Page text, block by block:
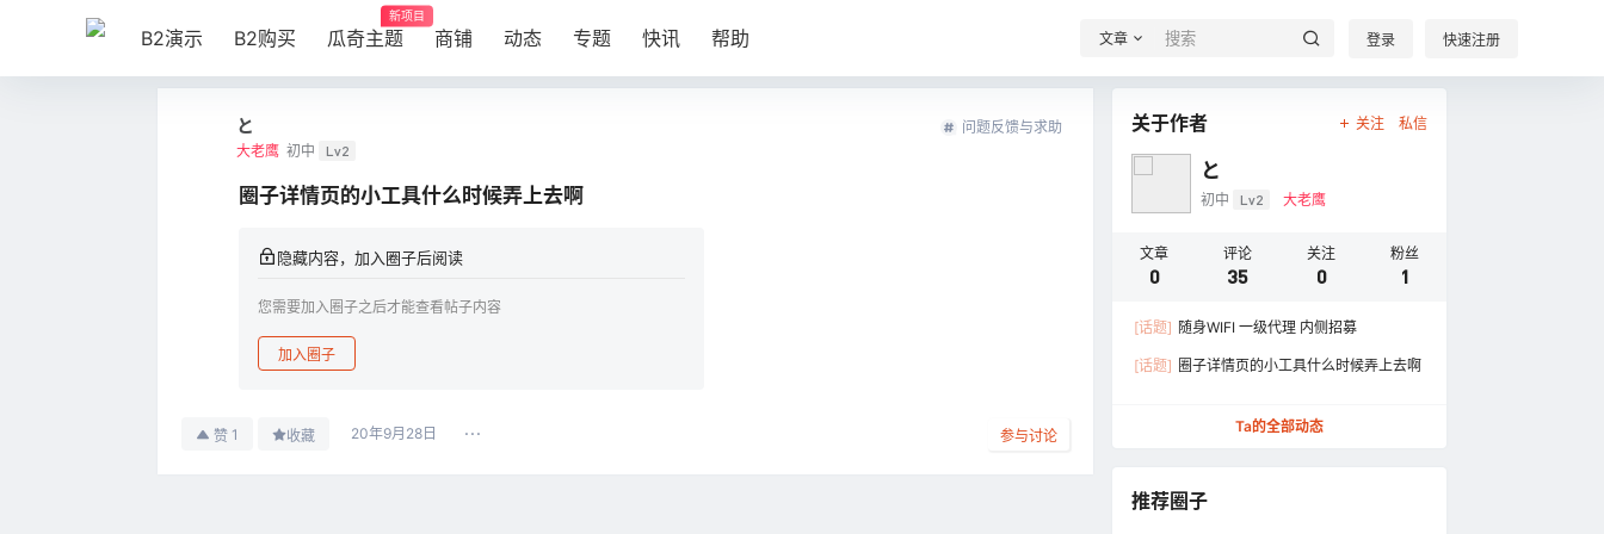
B2演示 B2购买 瓜奇主题
新项目
商铺 动态 专题 快讯 帮助 文章 登录 快速注册
と
大老鹰 初中 Lv2
问题反馈与求助
圈子详情页的小工具什么时候弄上去啊
隐藏内容，加入圈子后阅读
您需要加入圈子之后才能查看帖子内容
加入圈子
赞 1 收藏 20年9月28日 参与讨论
关于作者 关注 私信
と
初中 Lv2 大老鹰
文章
0
评论
35
关注
0
粉丝
1
[话题] 随身WIFI 一级代理 内侧招募
[话题] 圈子详情页的小工具什么时候弄上去啊
Ta的全部动态
推荐圈子